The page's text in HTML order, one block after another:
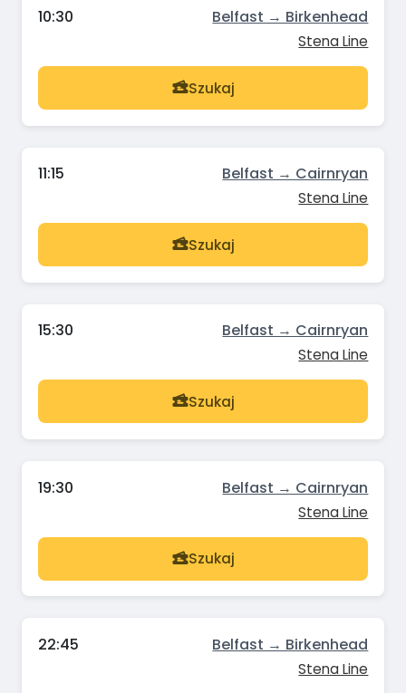
10:30 Belfast → Birkenhead
Stena Line
Szukaj
11:15 Belfast → Cairnryan
Stena Line
Szukaj
15:30 Belfast → Cairnryan
Stena Line
Szukaj
19:30 Belfast → Cairnryan
Stena Line
Szukaj
22:45 Belfast → Birkenhead
Stena Line